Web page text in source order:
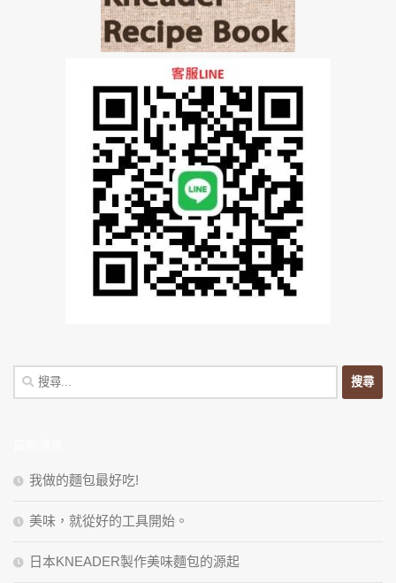
搜
尋
我做的麵包最好吃!
美味，就從好的工具開始。
日本KNEADER製作美味麵包的源起